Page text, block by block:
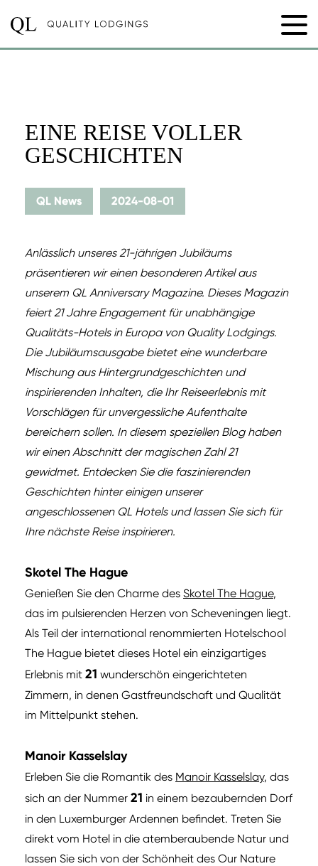
EINE REISE VOLLER
GESCHICHTEN
QL News 2024-08-01
Anlässlich unseres 21-jährigen Jubiläums
präsentieren wir einen besonderen Artikel aus
unserem QL Anniversary Magazine. Dieses Magazin
feiert 21 Jahre Engagement für unabhängige
Qualitäts-Hotels in Europa von Quality Lodgings.
Die Jubiläumsausgabe bietet eine wunderbare
Mischung aus Hintergrundgeschichten und
inspirierenden Inhalten, die Ihr Reiseerlebnis mit
Vorschlägen für unvergessliche Aufenthalte
bereichern sollen. In diesem speziellen Blog haben
wir einen Abschnitt der magischen Zahl 21
gewidmet. Entdecken Sie die faszinierenden
Geschichten hinter einigen unserer
angeschlossenen QL Hotels und lassen Sie sich für
Ihre nächste Reise inspirieren.
Skotel The Hague
Genießen Sie den Charme des Skotel The Hague,
das im pulsierenden Herzen von Scheveningen liegt.
Als Teil der international renommierten Hotelschool
The Hague bietet dieses Hotel ein einzigartiges
Erlebnis mit 21 wunderschön eingerichteten
Zimmern, in denen Gastfreundschaft und Qualität
im Mittelpunkt stehen.
Manoir Kasselslay
Erleben Sie die Romantik des Manoir Kasselslay, das
sich an der Nummer 21 in einem bezaubernden Dorf
in den Luxemburger Ardennen befindet. Treten Sie
direkt vom Hotel in die atemberaubende Natur und
lassen Sie sich von der Schönheit des Our Nature